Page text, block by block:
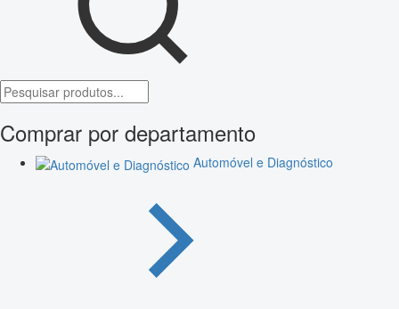
Comprar por departamento
Automóvel e Diagnóstico